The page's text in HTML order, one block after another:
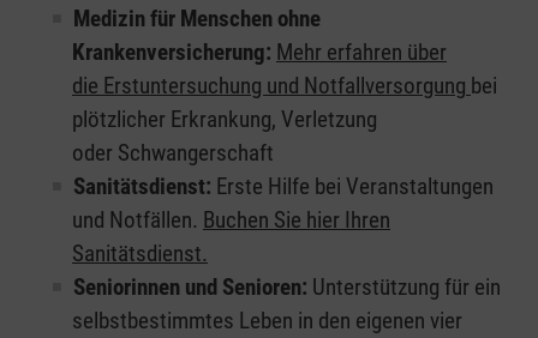
Medizin für Menschen ohne
Krankenversicherung: Mehr erfahren über
die Erstuntersuchung und Notfallversorgung bei
plötzlicher Erkrankung, Verletzung
oder Schwangerschaft
Sanitätsdienst: Erste Hilfe bei Veranstaltungen
und Notfällen. Buchen Sie hier Ihren
Sanitätsdienst.
Seniorinnen und Senioren: Unterstützung für ein
selbstbestimmtes Leben in den eigenen vier